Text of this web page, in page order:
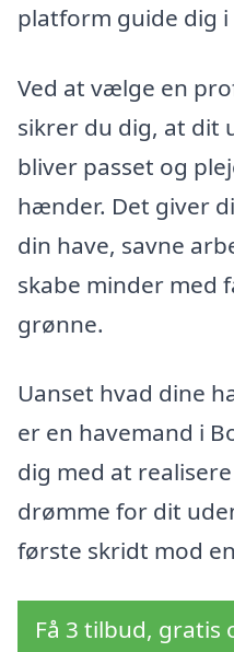
platform guide dig
Ved at vælge en
sikrer du dig, at dit
bliver passet og
hænder. Det giver
din have, savne
skabe minder med
grønne.
Uanset hvad dine
er en havemand i
dig med at
drømme for dit
første skridt mod
Få 3 tilbud,